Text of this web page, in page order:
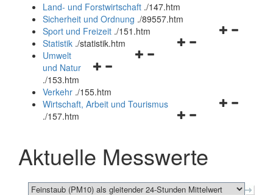
und
schließen
Land- und Forstwirtschaft ./147.htm
Sicherheit und Ordnung ./89557.htm
Navigationsmenü
Sport und Freizeit ./151.htm
Navigationsmenü
Statistik ./statistik.htm
Navigationsmenü
und
schließen
Umwelt
und Natur
./153.htm
Verkehr ./155.htm
Navigationsmenü
schließen
Wirtschaft, Arbeit und Tourismus
./157.htm
Aktuelle Messwerte